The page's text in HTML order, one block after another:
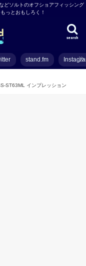
どソルトのオフショアフィッシング
っとおもしろく！
search
stand.fm
ST63ML インプレッション